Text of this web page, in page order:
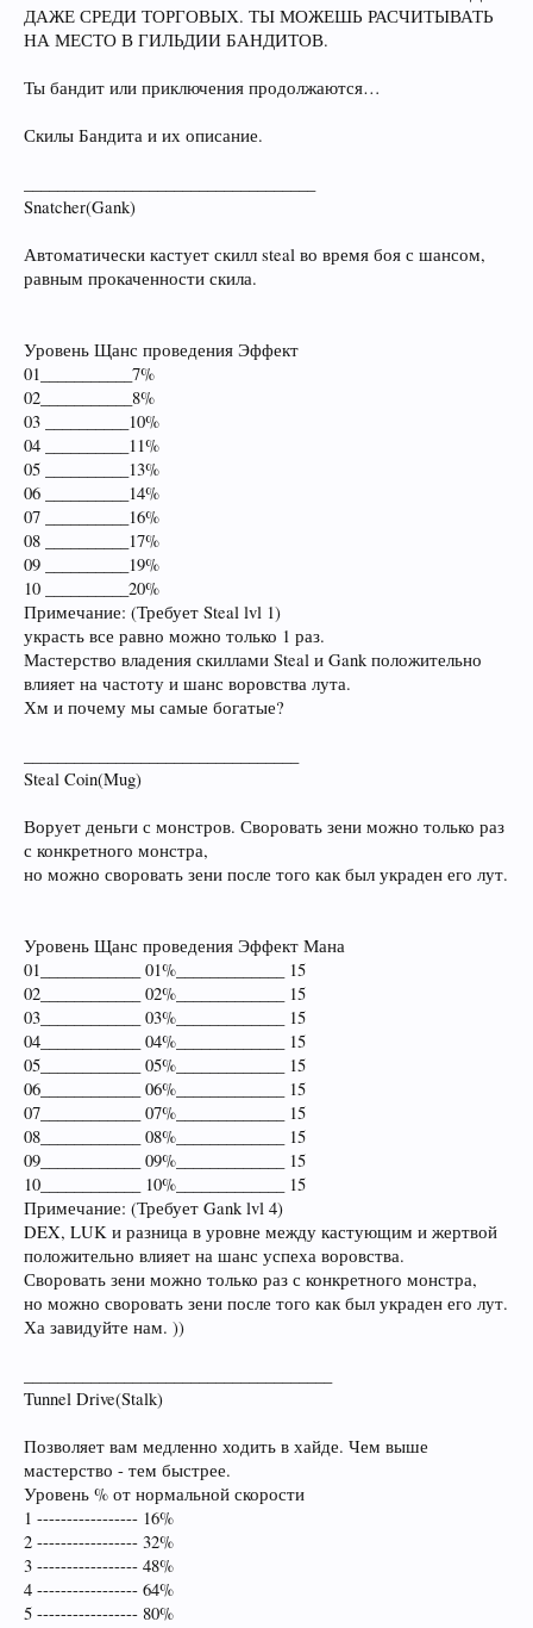
ДАЖЕ СРЕДИ ТОРГОВЫХ. ТЫ МОЖЕШЬ РАСЧИТЫВАТЬ
НА МЕСТО В ГИЛЬДИИ БАНДИТОВ.
Ты бандит или приключения продолжаются…
Скилы Бандита и их описание.
Snatcher(Gank)
Автоматически кастует скилл steal во время боя с шансом,
равным прокаченности скила.
Уровень Щанс проведения Эффект
01___________7%
02___________8%
03 __________10%
04 __________11%
05 __________13%
06 __________14%
07 __________16%
08 __________17%
09 __________19%
10 __________20%
Примечание: (Требует Steal lvl 1)
украсть все равно можно только 1 раз.
Мастерство владения скиллами Steal и Gank положительно
влияет на частоту и шанс воровства лута.
Хм и почему мы самые богатые?
Steal Coin(Mug)
Ворует деньги с монстров. Своровать зени можно только раз
с конкретного монстра,
но можно своровать зени после того как был украден его лут.
Уровень Щанс проведения Эффект Мана
01____________ 01%_____________ 15
02____________ 02%_____________ 15
03____________ 03%_____________ 15
04____________ 04%_____________ 15
05____________ 05%_____________ 15
06____________ 06%_____________ 15
07____________ 07%_____________ 15
08____________ 08%_____________ 15
09____________ 09%_____________ 15
10____________ 10%_____________ 15
Примечание: (Требует Gank lvl 4)
DEX, LUK и разница в уровне между кастующим и жертвой
положительно влияет на шанс успеха воровства.
Своровать зени можно только раз с конкретного монстра,
но можно своровать зени после того как был украден его лут.
Ха завидуйте нам. ))
Tunnel Drive(Stalk)
Позволяет вам медленно ходить в хайде. Чем выше
мастерство - тем быстрее.
Уровень % от нормальной скорости
1 ----------------- 16%
2 ----------------- 32%
3 ----------------- 48%
4 ----------------- 64%
5 ----------------- 80%